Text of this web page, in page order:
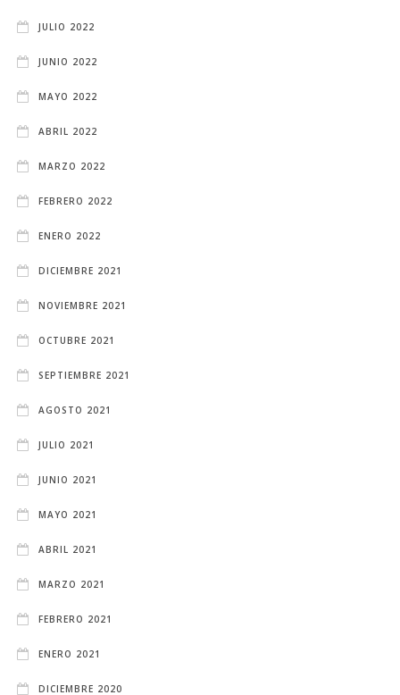
JULIO 2022
JUNIO 2022
MAYO 2022
ABRIL 2022
MARZO 2022
FEBRERO 2022
ENERO 2022
DICIEMBRE 2021
NOVIEMBRE 2021
OCTUBRE 2021
SEPTIEMBRE 2021
AGOSTO 2021
JULIO 2021
JUNIO 2021
MAYO 2021
ABRIL 2021
MARZO 2021
FEBRERO 2021
ENERO 2021
DICIEMBRE 2020